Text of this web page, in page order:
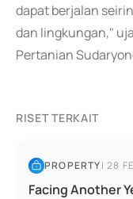
dapat berjalan
dan lingkungan,"
Pertanian
RISET TERKAIT
PROPERTY|28
Facing Another